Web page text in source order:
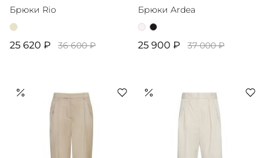
Брюки Rio
25 620 ₽ 36 600 ₽
Брюки Ardea
25 900 ₽ 37 000 ₽